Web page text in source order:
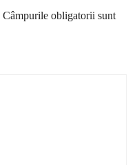
Câmpurile obligatorii sunt